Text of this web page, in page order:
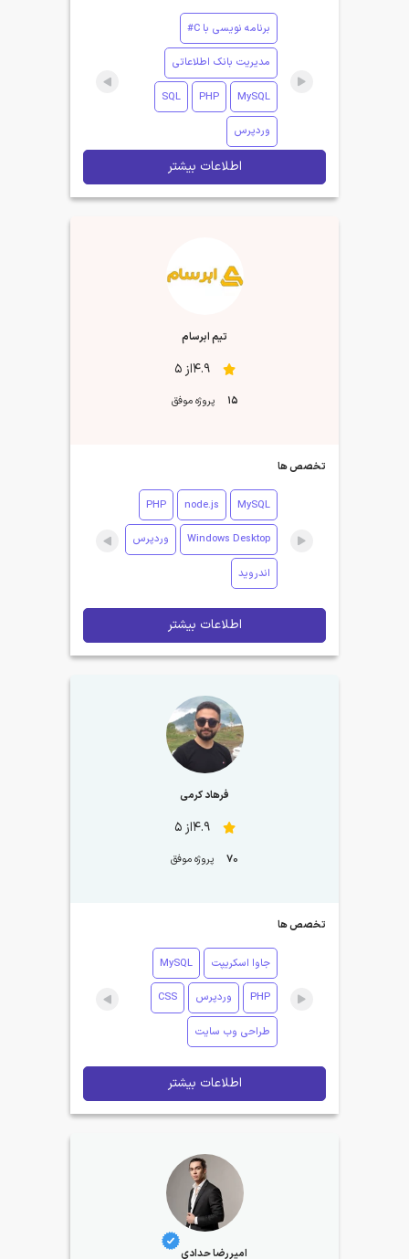
برنامه نویسی با C#
مدیریت بانک اطلاعاتی
MySQL
PHP
SQL
وردپرس
اطلاعات بیشتر
تیم ابرسام
4.9از 5
15 پروژه موفق
تخصص ها
MySQL
node.js
PHP
Windows Desktop وردپرس
اندروید
اطلاعات بیشتر
فرهاد کرمی
4.9از 5
70 پروژه موفق
تخصص ها
جاوا اسکریپت MySQL
PHP وردپرس CSS
طراحی وب سایت
اطلاعات بیشتر
امیررضا حدادی